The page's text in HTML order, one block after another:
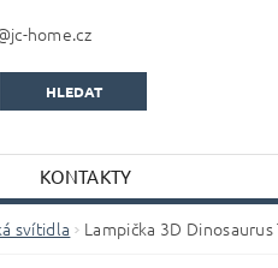
home.cz
KONTAKTY
svítidla Lampička 3D